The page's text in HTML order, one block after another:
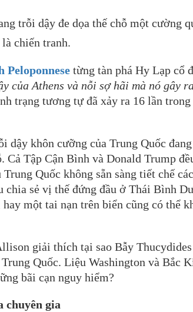
trỗi dậy đe dọa thế chỗ một cường
chiến tranh.
Peloponnese từng tàn phá Hy Lạp cổ
của Athens và nỗi sợ hãi mà nó gây
trạng tương tự đã xảy ra 16 lần
dậy khôn cưỡng của Trung Quốc
Cả Tập Cận Bình và Donald Trump
Quốc không sẵn sàng tiết chế
chia sẻ vị thế đứng đầu ở Thái Bình
một tai nạn trên biển cũng có thể
giải thích tại sao Bẫy
Quốc. Liệu Washington và Bắc
bãi cạn nguy hiểm?
chuyên gia